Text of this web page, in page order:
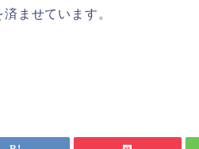
ませています。